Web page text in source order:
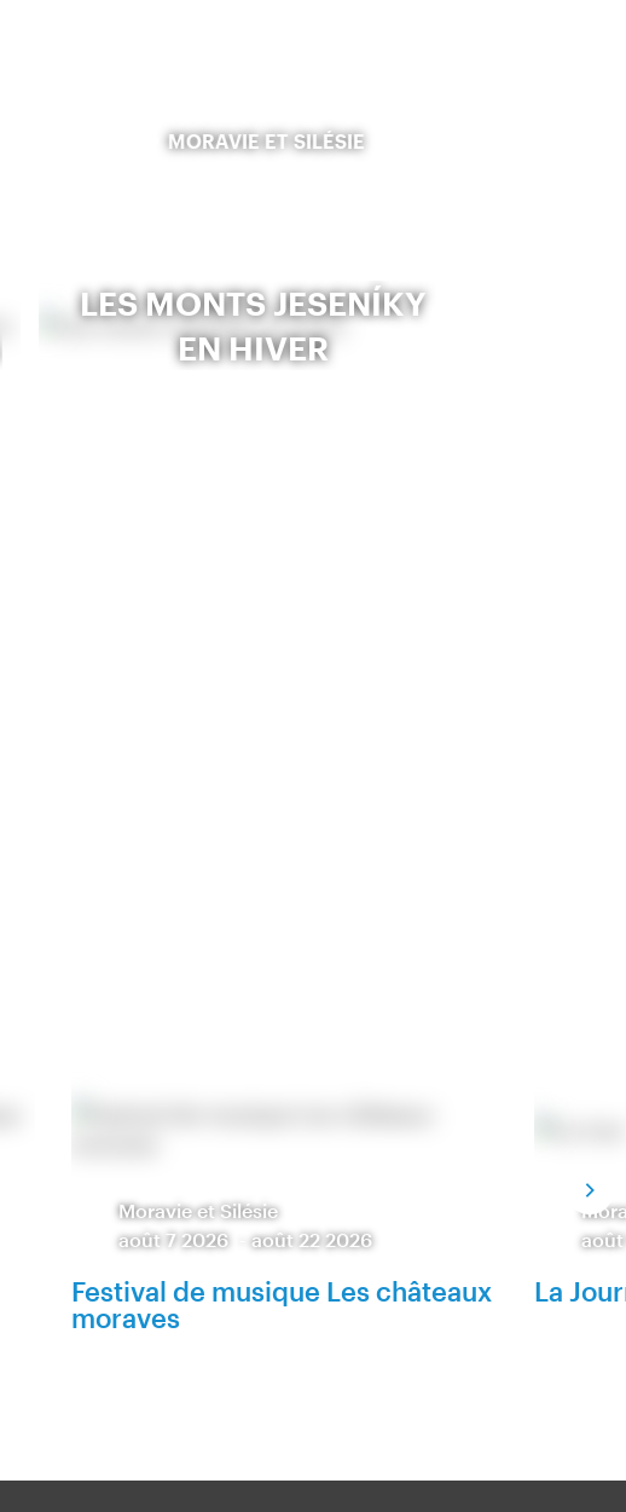
MORAVIE ET SILÉSIE
LES MONTS JESENÍKY
EN HIVER
Moravie et Silésie
août 7 2026
-août 22 2026
Festival de musique Les châteaux
moraves
août
La